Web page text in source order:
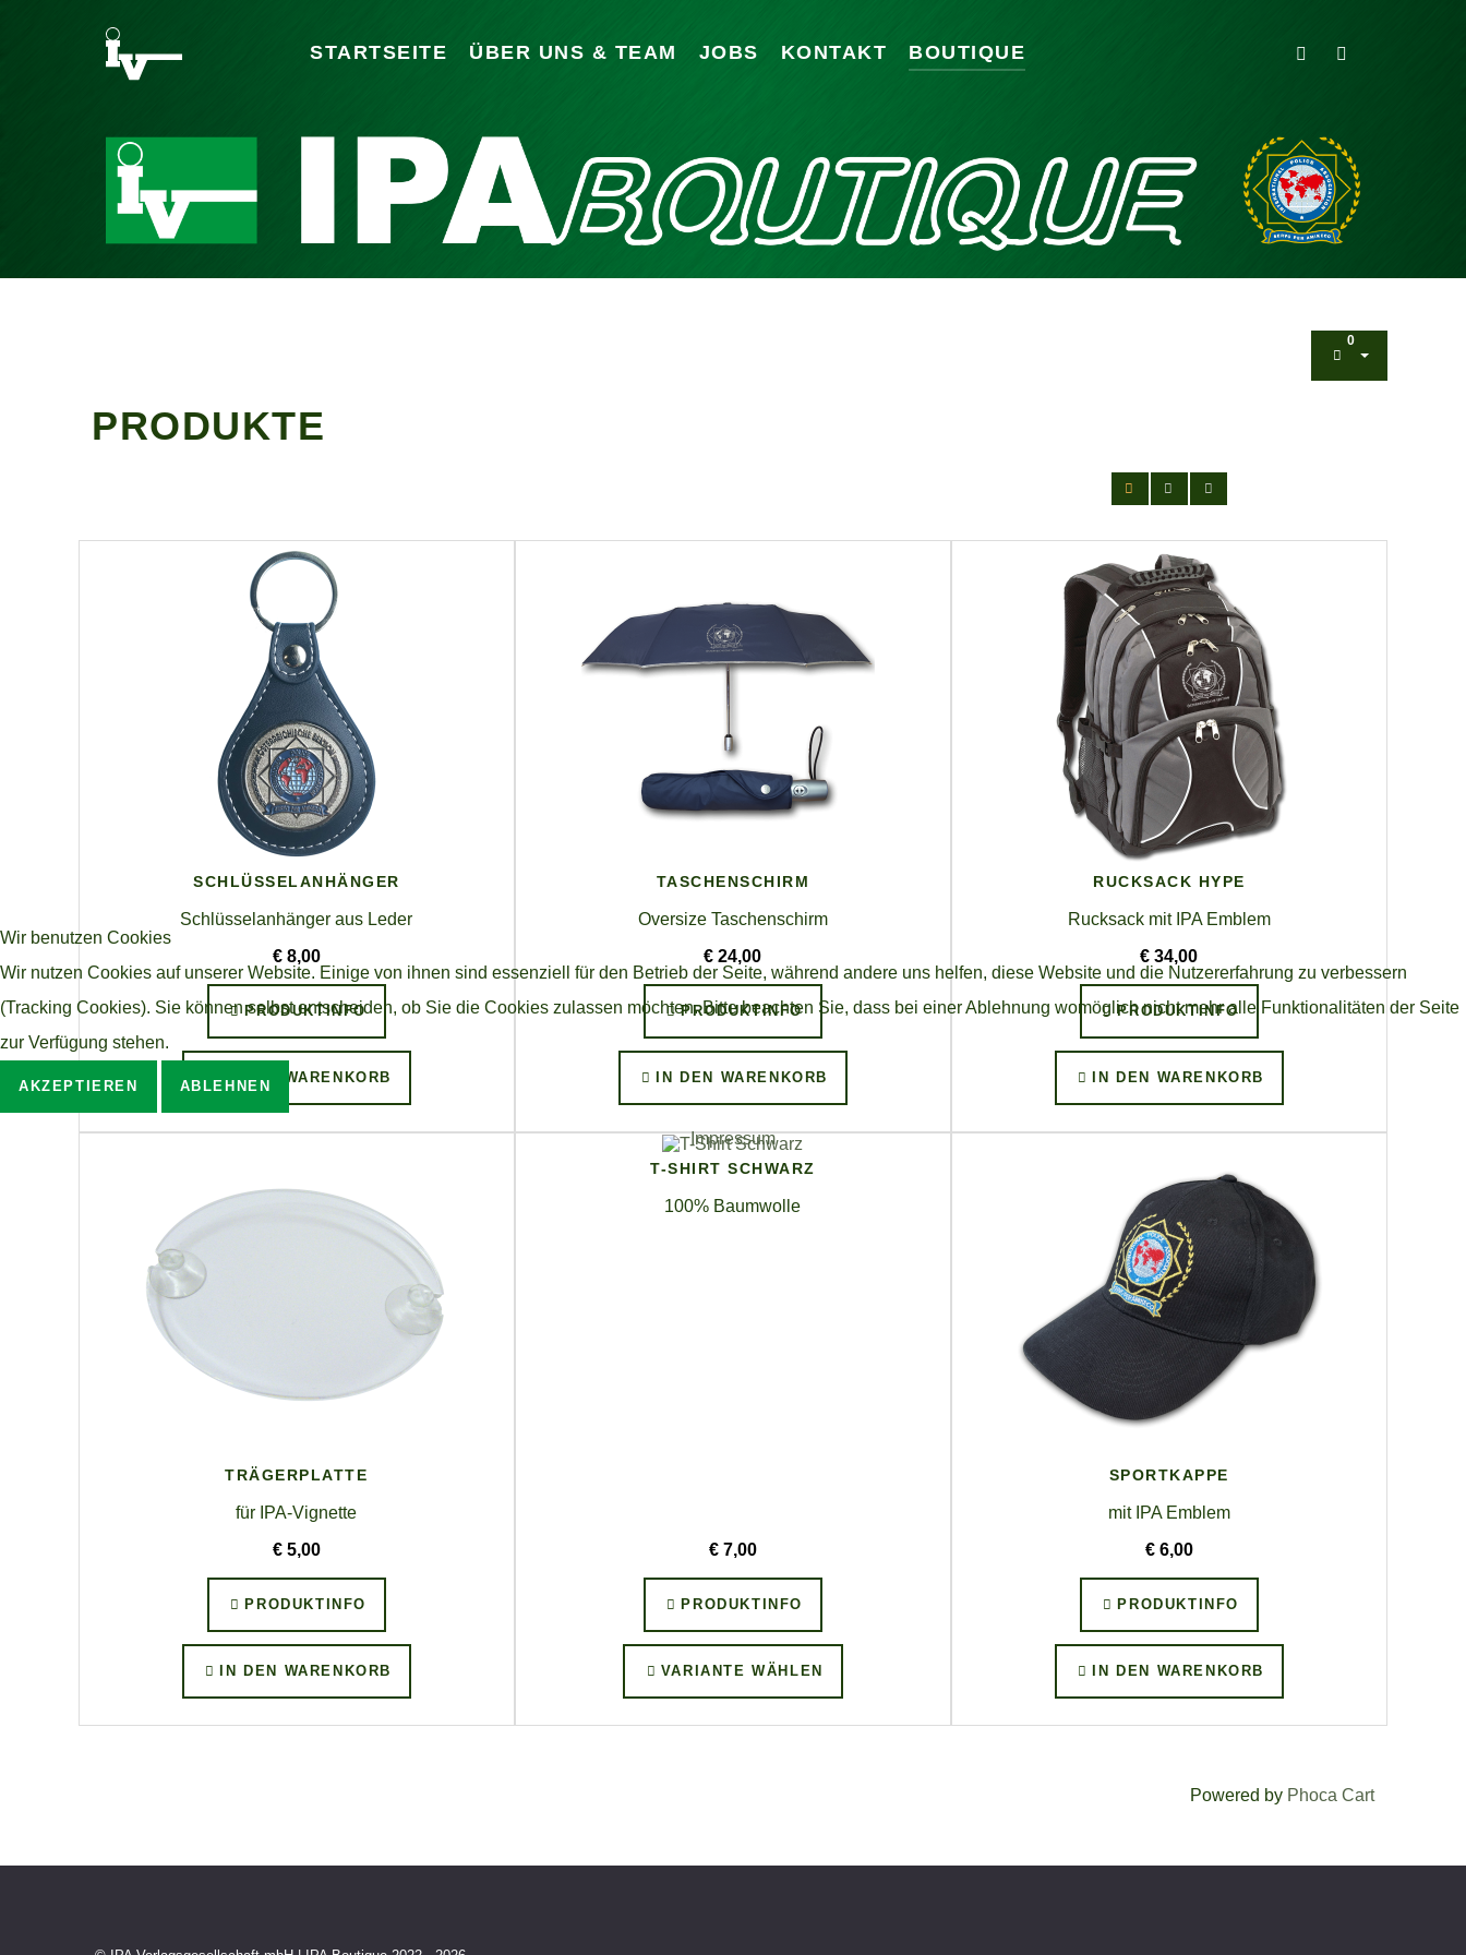
STARTSEITE ÜBER UNS & TEAM JOBS KONTAKT BOUTIQUE
0
PRODUKTE
SCHLÜSSELANHÄNGER
Schlüsselanhänger aus Leder
€ 8,00
PRODUKTINFO
IN DEN WARENKORB
TASCHENSCHIRM
Oversize Taschenschirm
€ 24,00
PRODUKTINFO
IN DEN WARENKORB
RUCKSACK HYPE
Rucksack mit IPA Emblem
€ 34,00
PRODUKTINFO
IN DEN WARENKORB
TRÄGERPLATTE
für IPA-Vignette
€ 5,00
PRODUKTINFO
IN DEN WARENKORB
T-SHIRT SCHWARZ
100% Baumwolle
€ 7,00
PRODUKTINFO
VARIANTE WÄHLEN
SPORTKAPPE
mit IPA Emblem
€ 6,00
PRODUKTINFO
IN DEN WARENKORB
Powered by Phoca Cart
Wir benutzen Cookies
Wir nutzen Cookies auf unserer Website. Einige von ihnen sind essenziell für den Betrieb der Seite, während andere uns helfen, diese Website und die Nutzererfahrung zu verbessern
(Tracking Cookies). Sie können selbst entscheiden, ob Sie die Cookies zulassen möchten. Bitte beachten Sie, dass bei einer Ablehnung womöglich nicht mehr alle Funktionalitäten der Seite
zur Verfügung stehen.
AKZEPTIEREN ABLEHNEN
Impressum